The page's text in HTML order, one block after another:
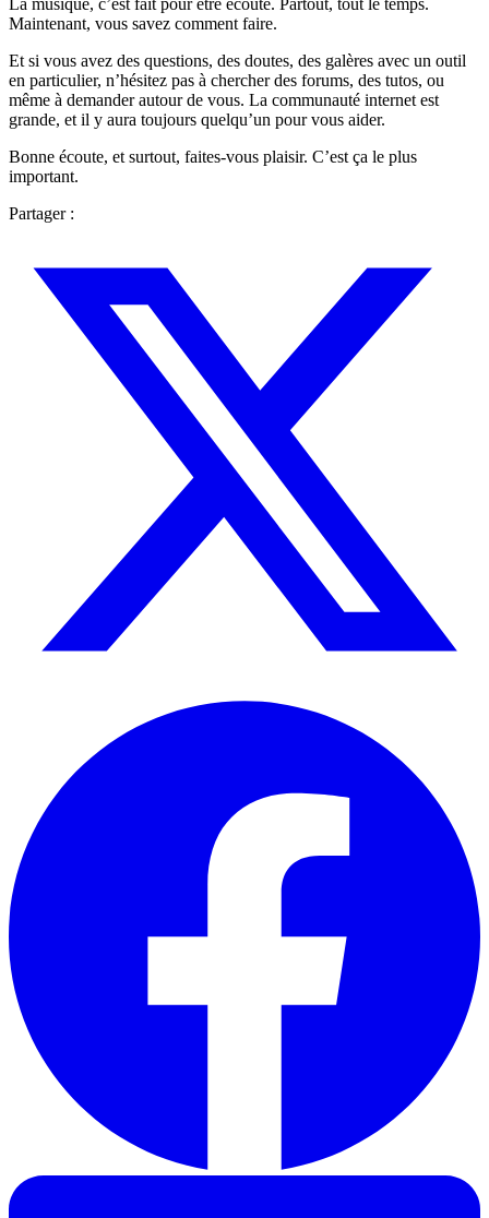
La musique, c’est fait pour être écouté. Partout, tout le temps.
Maintenant, vous savez comment faire.
Et si vous avez des questions, des doutes, des galères avec un outil
en particulier, n’hésitez pas à chercher des forums, des tutos, ou
même à demander autour de vous. La communauté internet est
grande, et il y aura toujours quelqu’un pour vous aider.
Bonne écoute, et surtout, faites-vous plaisir. C’est ça le plus
important.
Partager :